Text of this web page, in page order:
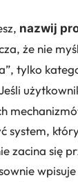
nazwij
że nie
tylko
system,
zacina się